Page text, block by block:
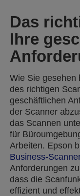
Das
Ihre
Wie Sie gesehen
des richtigen
geschäftlichen
der Scanner
das Scannen
für
Arbeiten. Epson
Business-
Anforderungen
dass die
effizient und